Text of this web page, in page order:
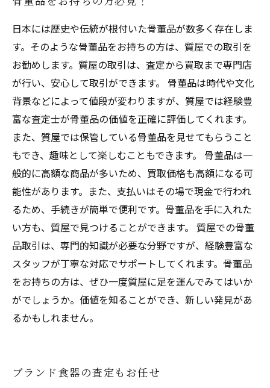
日本には歴史や伝統が根付いた骨董品が数多く存在しま
す。そのような骨董品をお持ちの方は、質屋での取引を
お勧めします。質屋の取引は、査定から買取まで専門店
が行い、安心して取引ができます。 骨董品は時代や文化
背景などによって値段が変わりますが、質屋では経験豊
富な査定士が骨董品の価値を正確に評価してくれます。
また、質屋では保管している骨董品を見せてもらうこと
もでき、趣味として楽しむこともできます。 骨董品は一
般的に高額な商品が多いため、買取価格も高額になる可
能性があります。また、支払いはその場で現金で行われ
るため、手続きが簡単で便利です。骨董品を手に入れた
い方も、質屋で見つけることができます。 質屋での骨董
品取引は、専門的知識が必要な分野ですが、経験豊富な
スタッフが丁寧な対応でサポートしてくれます。骨董品
をお持ちの方は、ぜひ一度質屋に足を運んでみてはいか
がでしょうか。価値を知ることができ、新しい発見があ
るかもしれません。
ブランド食器の査定もお任せ